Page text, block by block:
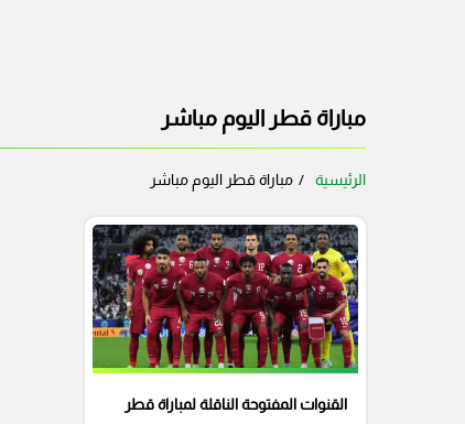
مباراة قطر اليوم مباشر
الرئيسية مباراة قطر اليوم مباشر
القنوات المفتوحة الناقلة لمباراة قطر